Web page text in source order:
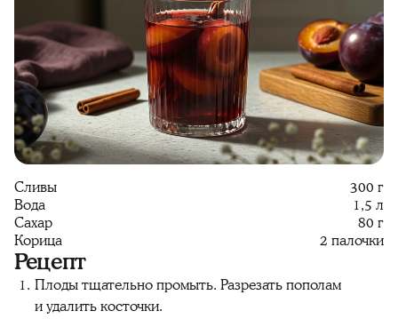
Сливы
300 г
Вода
1,5 л
Сахар
80 г
Корица
2 палочки
Рецепт
Плоды тщательно промыть. Разрезать пополам
и удалить косточки.